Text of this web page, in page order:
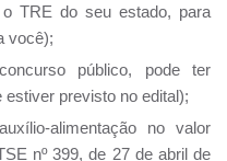
TRE do seu estado, para
você);
público, pode ter
previsto no edital);
alimentação no valor
nº 399, de 27 de abril de